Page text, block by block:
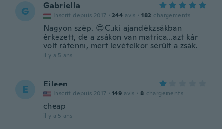
G Gabriella
Inscrit depuis 2017 · 244 avis · 182 chargements
Nagyon szèp. 😍Cuki ajandèkzsákban
èrkezett, de a zsákon van matrica...azt kár
volt rátenni, mert levètelkor sèrült a zsák.
il y a 5 ans
E Eileen
Inscrit depuis 2017 · 149 avis · 8 chargements
cheap
il y a 5 ans